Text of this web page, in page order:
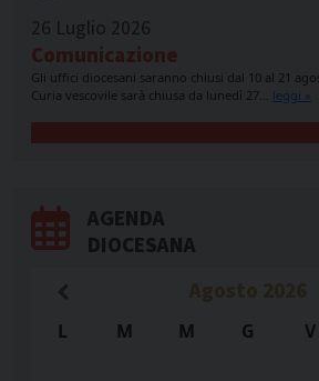
26 Luglio 2026
Comunicazione
Gli uffici diocesani saranno chiusi dal 10 al 21
Curia vescovile sarà chiusa da lunedì 27… leggi »
AGENDA
DIOCESANA
L M M G V